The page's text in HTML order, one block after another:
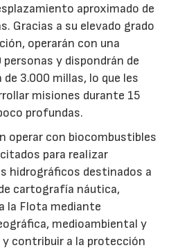
aproximado de
Gracias a su elevado grado
operarán con una
y dispondrán de
3.000 millas, lo que les
misiones durante 15
profundas.
operar con biocombustibles
para realizar
hidrográficos destinados a
cartografía náutica,
la Flota mediante
medioambiental y
contribuir a la protección